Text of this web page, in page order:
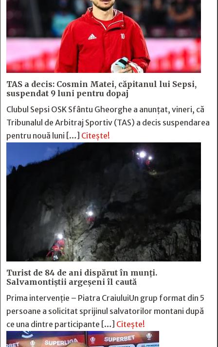
TAS a decis: Cosmin Matei, căpitanul lui Sepsi,
suspendat 9 luni pentru dopaj
Clubul Sepsi OSK Sfântu Gheorghe a anunțat, vineri, că
Tribunalul de Arbitraj Sportiv (TAS) a decis suspendarea
pentru nouă luni […] Citește!
Turist de 84 de ani dispărut în munți.
Salvamontiștii argeșeni îl caută
Prima intervenție – Piatra CraiuluiUn grup format din 5
persoane a solicitat sprijinul salvatorilor montani după
ce una dintre participante […] Citește!